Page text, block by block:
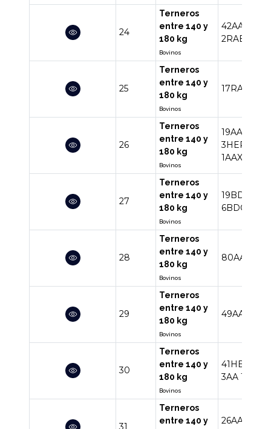
24
Terneros
entre 140 y
180 kg
Bovinos
42AA
2RABR
25
Terneros
entre 140 y
180 kg
Bovinos
17RA
26
Terneros
entre 140 y
180 kg
Bovinos
19AA
3HERA
1AAXX
27
Terneros
entre 140 y
180 kg
Bovinos
19BD
6BDCH
28
Terneros
entre 140 y
180 kg
Bovinos
80AA
29
Terneros
entre 140 y
180 kg
Bovinos
49AA
30
Terneros
entre 140 y
180 kg
Bovinos
41HE
3AA 1HEAA
31
Terneros
entre 140 y
26AA